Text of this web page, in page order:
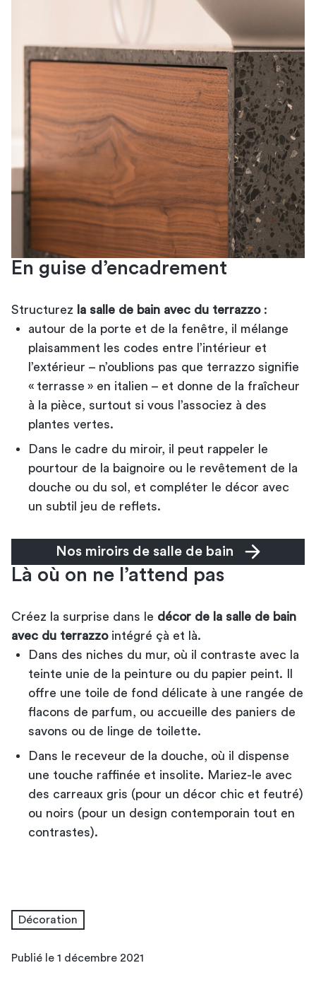
En guise d’encadrement
Structurez la salle de bain avec du terrazzo:
autour de la porte et de la fenêtre, il mélange
plaisamment les codes entre l’intérieur et
l’extérieur – n’oublions pas que terrazzo signifie
« terrasse » en italien – et donne de la fraîcheur
à la pièce, surtout si vous l’associez à des
plantes vertes.
Dans le cadre du miroir, il peut rappeler le
pourtour de la baignoire ou le revêtement de la
douche ou du sol, et compléter le décor avec
un subtil jeu de reflets.
Nos miroirs de salle de bain
Là où on ne l’attend pas
Créez la surprise dans le décor de la salle de bain
avec du terrazzointégré çà et là.
Dans des niches du mur, où il contraste avec la
teinte unie de la peinture ou du papier peint. Il
offre une toile de fond délicate à une rangée de
flacons de parfum, ou accueille des paniers de
savons ou de linge de toilette.
Dans le receveur de la douche, où il dispense
une touche raffinée et insolite. Mariez-le avec
des carreaux gris (pour un décor chic et feutré)
ou noirs (pour un design contemporain tout en
contrastes).
Décoration
Publié le 1 décembre 2021